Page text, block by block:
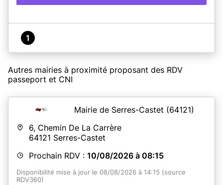
1
Autres mairies à proximité proposant des RDV
passeport et CNI
Mairie de Serres-Castet (64121)
6, Chemin De La Carrère
64121 Serres-Castet
Prochain RDV : 10/08/2026 à 08:15
Disponibilité mise à jour le 08/08/2026 à 14:15 (source
RDV360)